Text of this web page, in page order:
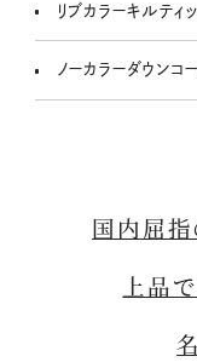
リブカラーキルティ
ノーカラーダウンコ
国内屈指
上品